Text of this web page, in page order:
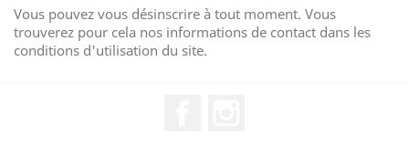
Vous pouvez vous désinscrire à tout moment. Vous
trouverez pour cela nos informations de contact dans les
conditions d'utilisation du site.